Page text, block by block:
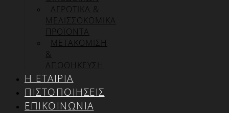
ΑΓΡΟΤΙΚΑ &
ΜΕΛΙΣΣΟΚΟΜΙΚΑ
ΠΡΟΪΟΝΤΑ
ΜΕΤΑΚΟΜΙΣΗ
&
ΑΠΟΘΗΚΕΥΣΗ
Η ΕΤΑΙΡΊΑ
ΠΙΣΤΟΠΟΙΉΣΕΙΣ
ΕΠΙΚΟΙΝΩΝΊΑ